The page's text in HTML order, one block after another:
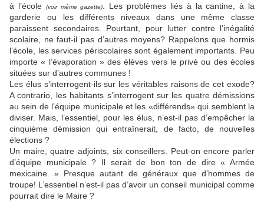
à l’école
(voir même gazette)
. Les problèmes liés à la cantine, à la
garderie ou les différents niveaux dans une même classe
paraissent secondaires. Pourtant, pour lutter contre l’inégalité
scolaire, ne faut-il pas d’autres moyens? Rappelons que hormis
l’école, les services périscolaires sont également importants. Peu
importe « l’évaporation » des élèves vers le privé ou des écoles
situées sur d’autres communes !
Les élus s’interrogent-ils sur les véritables raisons de cet exode?
A contrario, les habitants s’interrogent sur les quatre démissions
au sein de l’équipe municipale et les «différends» qui semblent la
diviser. Mais, l’essentiel, pour les élus, n’est-il pas d’empêcher la
cinquième démission qui entraînerait, de facto, de nouvelles
élections ?
Un maire, quatre adjoints, six conseillers. Peut-on encore parler
d’équipe municipale ? Il serait de bon ton de dire « Armée
mexicaine. » Presque autant de généraux que d’hommes de
troupe! L’essentiel n’est-il pas d’avoir un conseil municipal comme
pourrait dire le Maire ?